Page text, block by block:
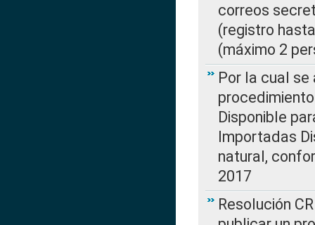
correos
(registro
(máximo 2
Por la cual
Disponible
Importadas
natural,
2017
Resolución